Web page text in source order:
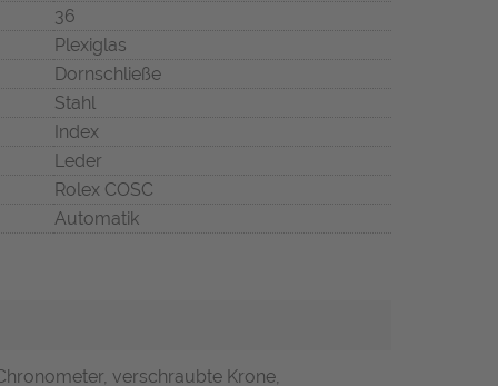
36
Plexiglas
Dornschließe
Stahl
Index
Leder
Rolex COSC
Automatik
verschraubte Krone,